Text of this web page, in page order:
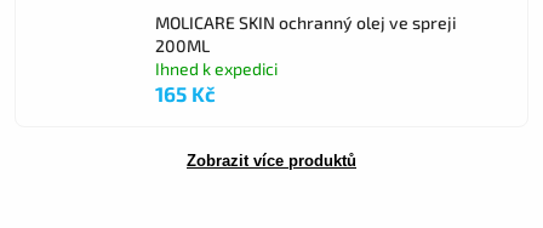
MOLICARE SKIN ochranný olej ve spreji
200ML
Ihned k expedici
165 Kč
Zobrazit více produktů